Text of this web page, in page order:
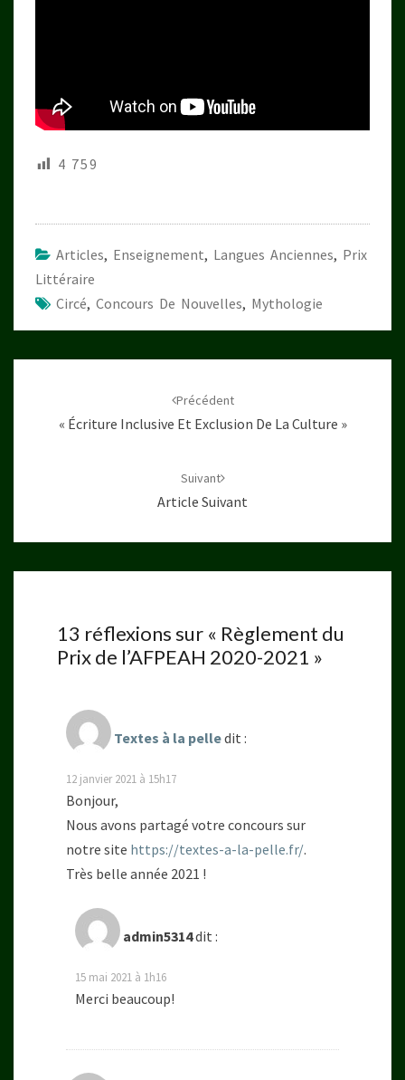
4 759
Articles, Enseignement, Langues Anciennes, Prix
Littéraire
Circé, Concours De Nouvelles, Mythologie
Précédent
« Écriture Inclusive Et Exclusion De La Culture »
Suivant
Article Suivant
13 réflexions sur « Règlement du
Prix de l’AFPEAH 2020-2021 »
Textes à la pelledit :
12 janvier 2021 à 15h17
Bonjour,
Nous avons partagé votre concours sur
notre site https://textes-a-la-pelle.fr/.
Très belle année 2021 !
admin5314dit :
15 mai 2021 à 1h16
Merci beaucoup!